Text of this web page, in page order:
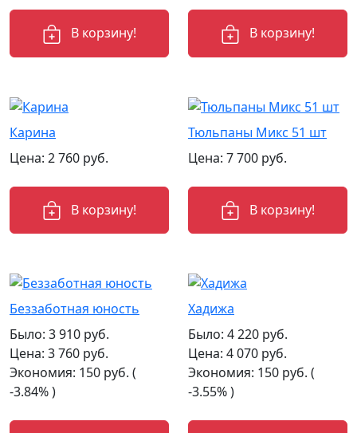
В корзину! В корзину!
Карина
Цена: 2 760 руб.
В корзину!
Тюльпаны Микс 51 шт
Цена: 7 700 руб.
В корзину!
Беззаботная юность
Было: 3 910 руб.
Цена: 3 760 руб.
Экономия: 150 руб. (
-3.84% )
Хадижа
Было: 4 220 руб.
Цена: 4 070 руб.
Экономия: 150 руб. (
-3.55% )